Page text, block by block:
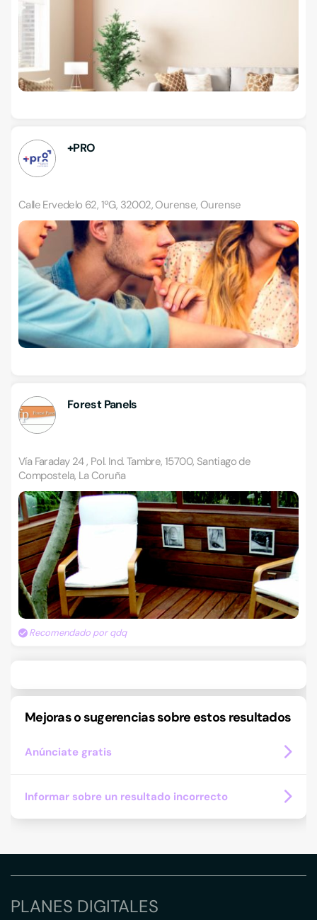
+PRO
Calle Ervedelo 62, 1ºG, 32002, Ourense, Ourense
Forest Panels
Vía Faraday 24 , Pol. Ind. Tambre, 15700, Santiago de
Compostela, La Coruña
Recomendado por qdq
Mejoras o sugerencias sobre estos resultados
Anúnciate gratis
Informar sobre un resultado incorrecto
PLANES DIGITALES